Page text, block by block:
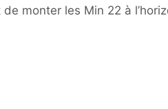
monter les Min 22 à